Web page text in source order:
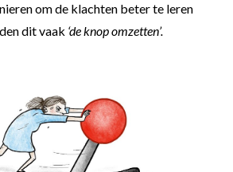
om de klachten beter te leren
dit vaak ‘de knop omzetten’.